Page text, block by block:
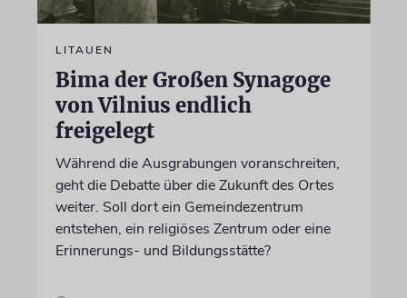
LITAUEN
Bima der Großen Synagoge
von Vilnius endlich
freigelegt
Während die Ausgrabungen voranschreiten,
geht die Debatte über die Zukunft des Ortes
weiter. Soll dort ein Gemeindezentrum
entstehen, ein religiöses Zentrum oder eine
Erinnerungs- und Bildungsstätte?